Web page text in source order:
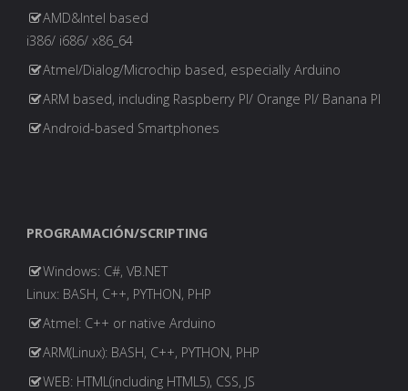
AMD&Intel based
i386/ i686/ x86_64
Atmel/Dialog/Microchip based, especially Arduino
ARM based, including Raspberry PI/ Orange PI/ Banana PI
Android-based Smartphones
PROGRAMACIÓN/SCRIPTING
Windows: C#, VB.NET
Linux: BASH, C++, PYTHON, PHP
Atmel: C++ or native Arduino
ARM(Linux): BASH, C++, PYTHON, PHP
WEB: HTML(including HTML5), CSS, JS